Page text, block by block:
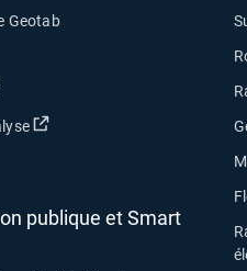
Geotab
Ouvrir dans une nouvelle fenêtre
Ouvrir dans une nouvelle
publique et Smart